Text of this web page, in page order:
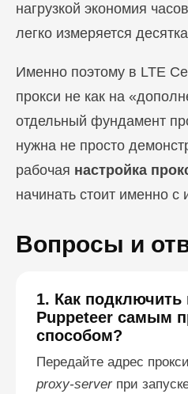
нагрузкой экономия
легко измеряется
Именно поэтому в LTE
прокси не как на
отдельный фундамент
нужна не просто
рабочая настройка
начинать стоит именно с
Вопросы и
1. Как подключить
Puppeteer самым
способом?
Передайте адрес
proxy-server при